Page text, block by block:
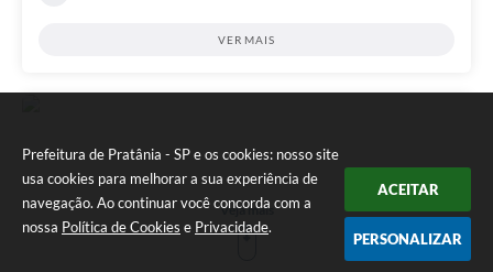
Prefeitura de Pratânia - SP e os cookies: nosso site
usa cookies para melhorar a sua experiência de
navegação. Ao continuar você concorda com a
nossa Política de Cookies e Privacidade.
ACEITAR
PERSONALIZAR
VER MAIS
Veja mais